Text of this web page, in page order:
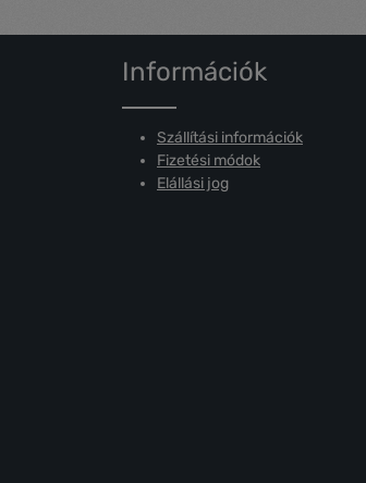
Információk
Szállítási információk
Fizetési módok
Elállási jog